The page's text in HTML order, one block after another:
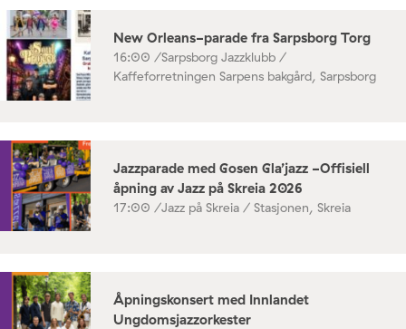
New Orleans-parade fra Sarpsborg Torg
16:00 /Sarpsborg Jazzklubb /
Kaffeforretningen Sarpens bakgård, Sarpsborg
Jazzparade med Gosen Gla’jazz -Offisiell
åpning av Jazz på Skreia 2026
17:00 /Jazz på Skreia / Stasjonen, Skreia
Åpningskonsert med Innlandet
Ungdomsjazzorkester